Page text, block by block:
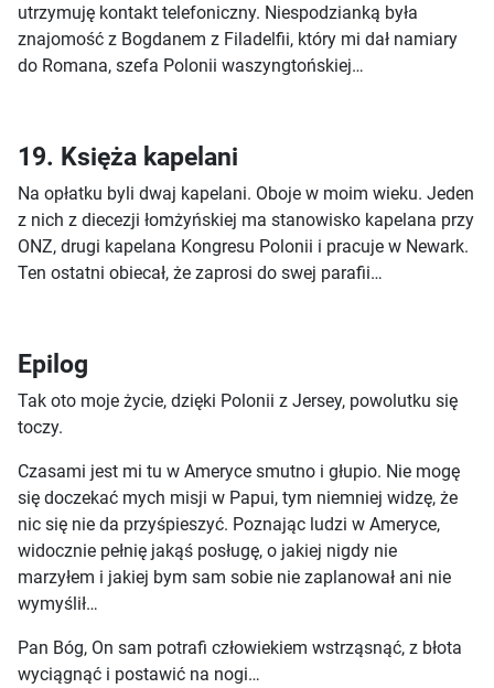
utrzymuję kontakt telefoniczny. Niespodzianką była
znajomość z Bogdanem z Filadelfii, który mi dał namiary
do Romana, szefa Polonii waszyngtońskiej…
19. Księża kapelani
Na opłatku byli dwaj kapelani. Oboje w moim wieku. Jeden
z nich z diecezji łomżyńskiej ma stanowisko kapelana przy
ONZ, drugi kapelana Kongresu Polonii i pracuje w Newark.
Ten ostatni obiecał, że zaprosi do swej parafii…
Epilog
Tak oto moje życie, dzięki Polonii z Jersey, powolutku się
toczy.
Czasami jest mi tu w Ameryce smutno i głupio. Nie mogę
się doczekać mych misji w Papui, tym niemniej widzę, że
nic się nie da przyśpieszyć. Poznając ludzi w Ameryce,
widocznie pełnię jakąś posługę, o jakiej nigdy nie
marzyłem i jakiej bym sam sobie nie zaplanował ani nie
wymyślił…
Pan Bóg, On sam potrafi człowiekiem wstrząsnąć, z błota
wyciągnąć i postawić na nogi…